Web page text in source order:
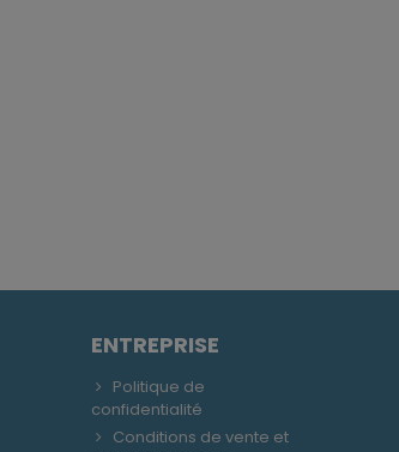
ENTREPRISE
Politique de
confidentialité
Conditions de vente et